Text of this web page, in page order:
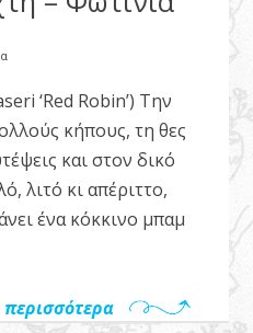
‘Red Robin’) Την
κήπους, τη θες
και στον δικό
λιτό κι απέριττο,
ένα κόκκινο μπαμ
περισσότερα